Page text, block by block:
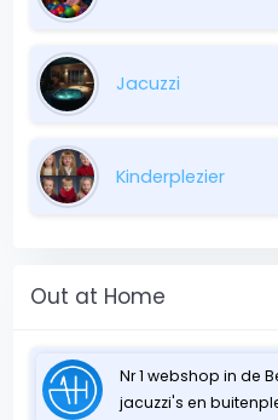
Jacuzzi
Kinderplezier
Out at Home
Nr 1 webshop in de
jacuzzi's en